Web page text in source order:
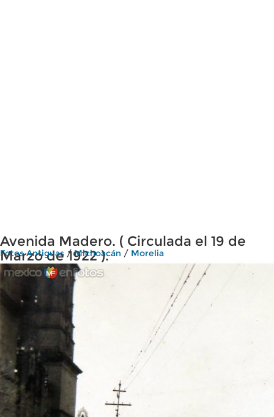
Avenida Madero. ( Circulada el 19 de
Marzo de 1922 ).
Fotos Antiguas /Michoacán / Morelia